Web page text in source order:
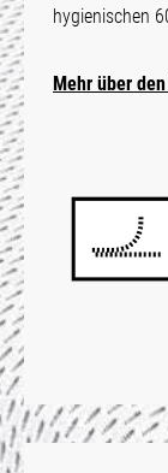
hygienischen
Mehr über